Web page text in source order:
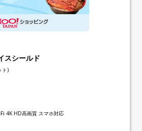
シールド
ト)
4K HD高画質 スマホ対応